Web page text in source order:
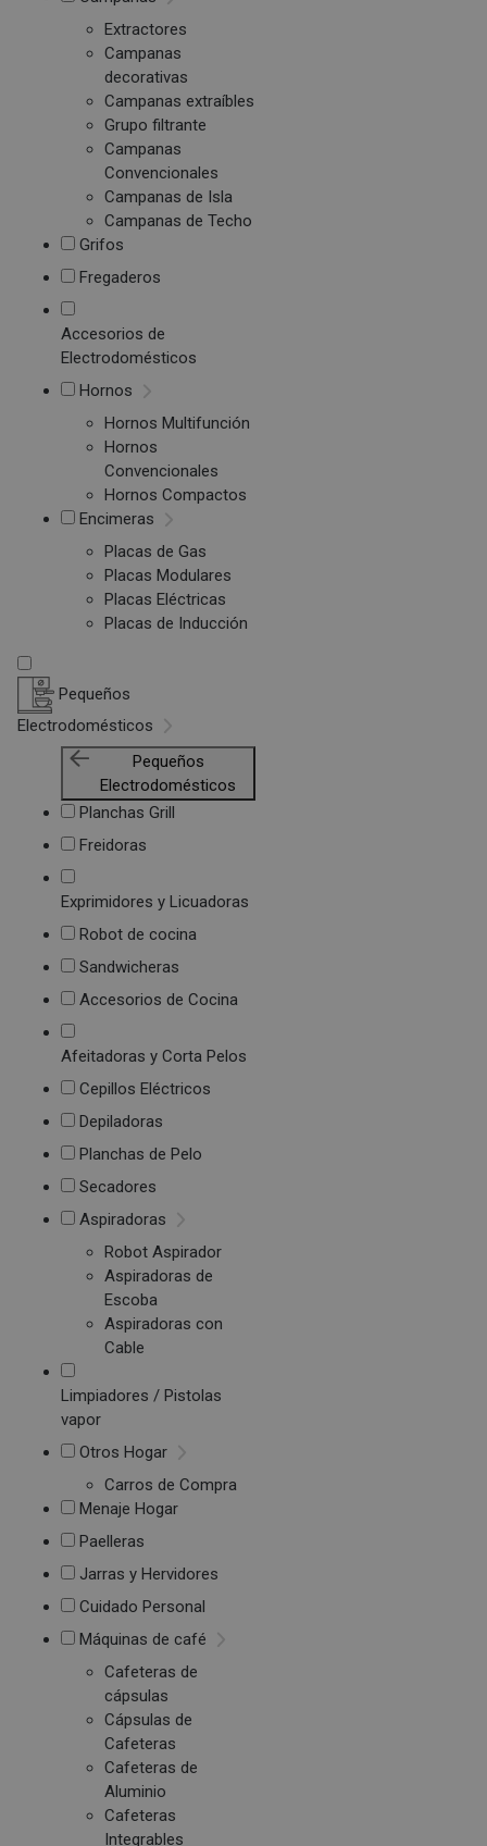
Extractores
Campanas
decorativas
Campanas extraíbles
Grupo filtrante
Campanas
Convencionales
Campanas de Isla
Campanas de Techo
Grifos
Fregaderos
Accesorios de
Electrodomésticos
Hornos
Hornos Multifunción
Hornos
Convencionales
Hornos Compactos
Encimeras
Placas de Gas
Placas Modulares
Placas Eléctricas
Placas de Inducción
Pequeños
Electrodomésticos
Pequeños
Electrodomésticos
Planchas Grill
Freidoras
Exprimidores y Licuadoras
Robot de cocina
Sandwicheras
Accesorios de Cocina
Afeitadoras y Corta Pelos
Cepillos Eléctricos
Depiladoras
Planchas de Pelo
Secadores
Aspiradoras
Robot Aspirador
Aspiradoras de
Escoba
Aspiradoras con
Cable
Limpiadores / Pistolas
vapor
Otros Hogar
Carros de Compra
Menaje Hogar
Paelleras
Jarras y Hervidores
Cuidado Personal
Máquinas de café
Cafeteras de
cápsulas
Cápsulas de
Cafeteras
Cafeteras de
Aluminio
Cafeteras
Integrables